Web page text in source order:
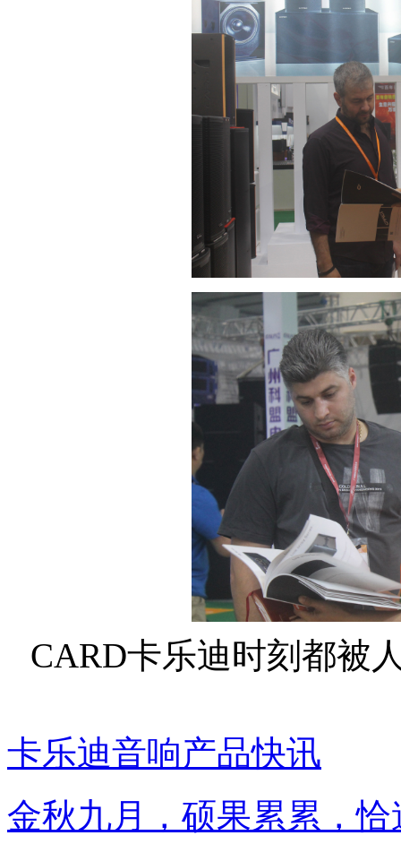
CARD卡乐迪时刻都被
卡乐迪音响产品快讯
金秋九月，硕果累累，